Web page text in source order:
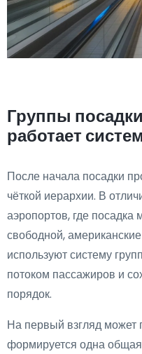
Группы
работает
После начала посадки
чёткой иерархии. В
аэропортов, где посадка
свободной,
используют систему
потоком пассажиров и
порядок.
На первый взгляд может
формируется одна